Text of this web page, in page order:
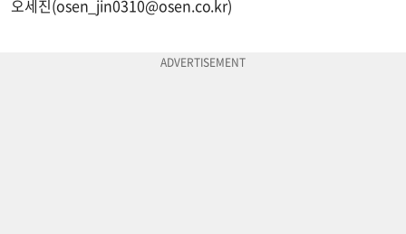
오세진(osen_jin0310@osen.co.kr)